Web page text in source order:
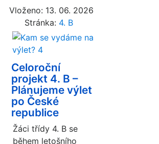
Vloženo: 13. 06. 2026
Stránka: 4. B
Celoroční
projekt 4. B –
Plánujeme výlet
po České
republice
Žáci třídy 4. B se
během letošního